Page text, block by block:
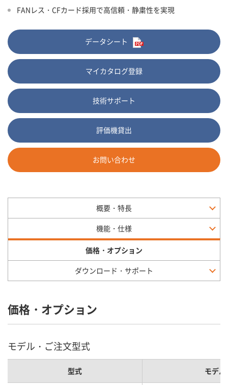
FANレス・CFカード採用で高信頼・静粛性を実現
データシート
マイカタログ登録
技術サポート
評価機貸出
お問い合わせ
概要・特長
機能・仕様
価格・オプション
ダウンロード・サポート
価格・オプション
モデル・ご注文型式
型式 モデル